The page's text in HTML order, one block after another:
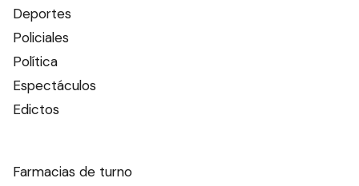
Deportes
Policiales
Política
Espectáculos
Edictos
Farmacias de turno